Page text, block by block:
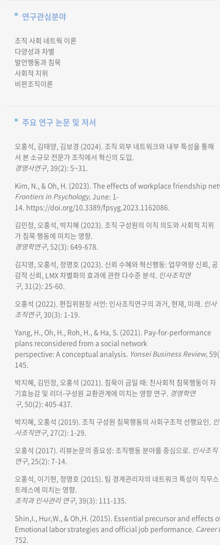
연구관심분야
조직 사회 네트웍 이론
다양성과 차별
발언행동과 침묵
사회적 지위
비판조직이론
주요 연구 논문 및 저서
오홍석, 김태양, 김보경 (2024). 조직 외부 네트워크와 내부 특성을 통해
서 본 소규모 전문가 조직에서 혁신의 도입.
경영사연구, 39(2): 5~31.
Kim, N., & Oh, H. (2023). The effects of workplace friendship
Frontiers in Psychology, June: 1-
14. https://doi.org/10.3389/fpsyg.2023.1162086.
김민정, 오홍석, 박지혜 (2023). 조직 구성원의 이직 의도와 사회적 지위
가 침묵 행동에 미치는 영향.
경영학연구, 52(3): 649-678.
김지영, 오홍석, 정명호 (2023). 신뢰 수혜와 혁신행동: 업무역량 신뢰, 공
감적 신뢰, LMX 차별화의 효과에 관한 다수준 분석. 인사조직연
구, 31(2): 25-60.
오홍석 (2022). 편집위원장 서언: 인사조직연구의 과거, 현재, 미래. 인사
조직연구, 30(3): 1-19.
Yang, H., Oh, H., Roh, H., & Ha, S. (2021). Pay-for-performance
plans reconsidered from a social network
perspective: A conceptual analysis. Yonsei Business Review,
145.
박지혜, 김민정, 오홍석 (2021). 침묵이 금일 때: 친사회적 침묵행동이 자
기효능감 및 리더-구성원 교환관계에 미치는 영향 연구. 경영학연
구, 50(2): 405-437.
박지혜, 오홍석 (2019). 조직 구성원 침묵행동의 사회구조적 선행요인. 인
사조직연구, 27(2): 1-29.
오홍석 (2017). 리뷰논문의 중요성: 조직행동 분야를 중심으로. 인사조직
연구, 25(2): 7-14.
오홍석, 이기현, 정명호 (2015). 팀 경계관리자의 네트워크 특성이 직무스
트레스에 미치는 영향.
조직과 인사관리 연구, 39(3): 111-135.
Shin,I., Hur,W., & Oh,H. (2015). Essential precursor and
Emotional labor strategies and official job performance.
752.